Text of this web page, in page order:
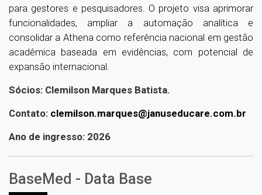
para gestores e pesquisadores. O projeto visa aprimorar
funcionalidades, ampliar a automação analítica e
consolidar a Athena como referência nacional em gestão
acadêmica baseada em evidências, com potencial de
expansão internacional.
Sócios: Clemilson Marques Batista.
Contato: clemilson.marques@januseducare.com.br
Ano de ingresso: 2026
BaseMed - Data Base